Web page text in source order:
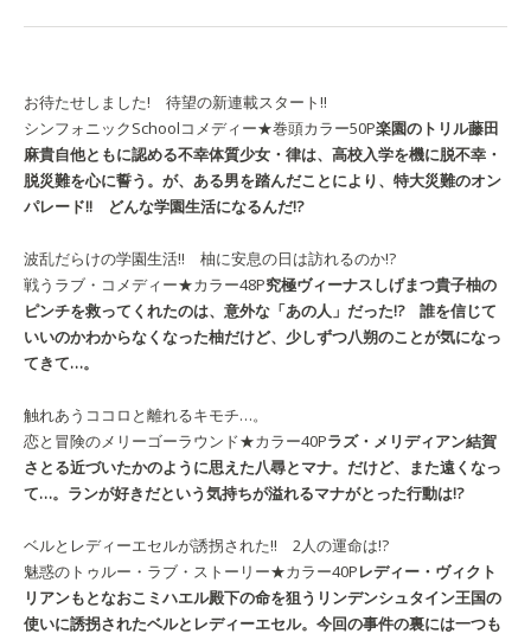
お待たせしました! 待望の新連載スタート!!
シンフォニックSchoolコメディー★巻頭カラー50P楽園のトリル藤田
麻貴自他ともに認める不幸体質少女・律は、高校入学を機に脱不幸・
脱災難を心に誓う。が、ある男を踏んだことにより、特大災難のオン
パレード!! どんな学園生活になるんだ!?
波乱だらけの学園生活!! 柚に安息の日は訪れるのか!?
戦うラブ・コメディー★カラー48P究極ヴィーナスしげまつ貴子柚の
ピンチを救ってくれたのは、意外な「あの人」だった!? 誰を信じて
いいのかわからなくなった柚だけど、少しずつ八朔のことが気になっ
てきて…。
触れあうココロと離れるキモチ…。
恋と冒険のメリーゴーラウンド★カラー40Pラズ・メリディアン結賀
さとる近づいたかのように思えた八尋とマナ。だけど、また遠くなっ
て…。ランが好きだという気持ちが溢れるマナがとった行動は!?
ベルとレディーエセルが誘拐された!! 2人の運命は!?
魅惑のトゥルー・ラブ・ストーリー★カラー40Pレディー・ヴィクト
リアンもとなおこ ミハエル殿下の命を狙うリンデンシュタイン王国の
使いに誘拐されたベルとレディーエセル。今回の事件の裏には一つも